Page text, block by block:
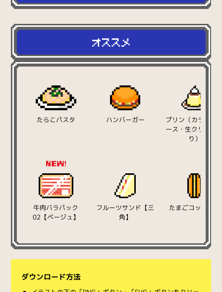
たらこパスタ ハンバーガー
プリン（カラメル
ース・生クリーム
り）
牛肉バラパック
02【ベージュ】
フルーツサンド【三
角】
たまごコッペパン
ダウンロード方法